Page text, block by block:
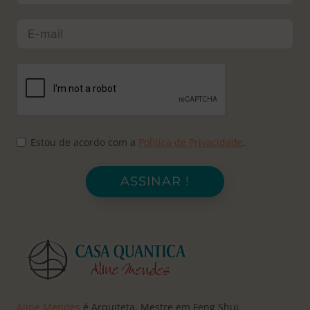
Estou de acordo com a Política de Privacidade.
ASSINAR !
Aline Mendes é Arquiteta, Mestre em Feng Shui,